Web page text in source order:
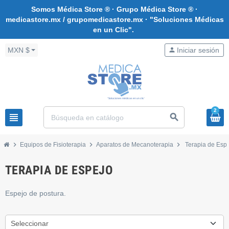
Somos Médica Store ® · Grupo Médica Store ® ·
medicastore.mx / grupomedicastore.mx · "Soluciones Médicas
en un Clic".
MXN $
view_headline search
person Iniciar sesión
2
chevron_right Equipos de Fisioterapia chevron_right Aparatos de Mecanoterapia chevron_right Terapia de
TERAPIA DE ESPEJO
Espejo de postura.
Seleccionar